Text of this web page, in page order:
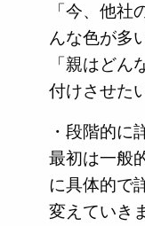
「今、他社
んな色が多
「親はどん
付けさせた
・段階的に
最初は一般
に具体的で
変えていき